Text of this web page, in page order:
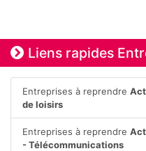
Liens rapides
Entreprises à reprendre
de loisirs
Entreprises à reprendre
- Télécommunications